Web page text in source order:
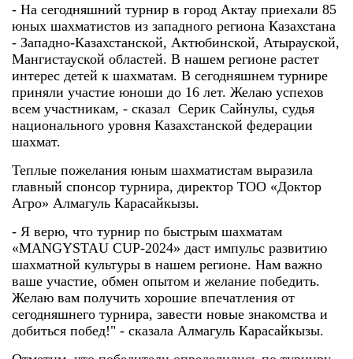
- На сегодняшний турнир в город Актау приехали 85
юных шахматистов из западного региона Казахстана
- Западно-Казахстанской, Актюбинской, Атырауской,
Мангистауской областей. В нашем регионе растет
интерес детей к шахматам. В сегодняшнем турнире
приняли участие юноши до 16 лет. Желаю успехов
всем участникам, - сказал Серик Сайнулы, судья
национального уровня Казахстанской федерации
шахмат.
Теплые пожелания юным шахматистам выразила
главный спонсор турнира, директор ТОО «Доктор
Агро» Алмагуль Карасайкызы.
- Я верю, что турнир по быстрым шахматам
«MANGYSTAU CUP-2024» даст импульс развитию
шахматной культуры в нашем регионе. Нам важно
ваше участие, обмен опытом и желание победить.
Желаю вам получить хорошие впечатления от
сегодняшнего турнира, завести новые знакомства и
добиться побед!" - сказала Алмагуль Карасайкызы.